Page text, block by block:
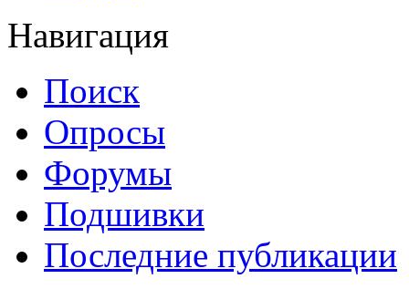
Навигация
Поиск
Опросы
Форумы
Подшивки
Последние публикации